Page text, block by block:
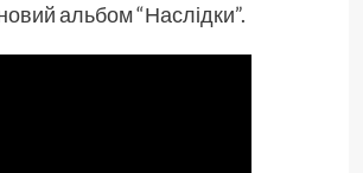
альбом “Наслідки”.